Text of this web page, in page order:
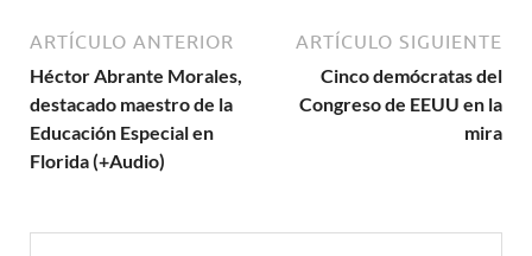
ARTÍCULO ANTERIOR
Héctor Abrante Morales,
destacado maestro de la
Educación Especial en
Florida (+Audio)
ARTÍCULO SIGUIENTE
Cinco demócratas del
Congreso de EEUU en la
mira